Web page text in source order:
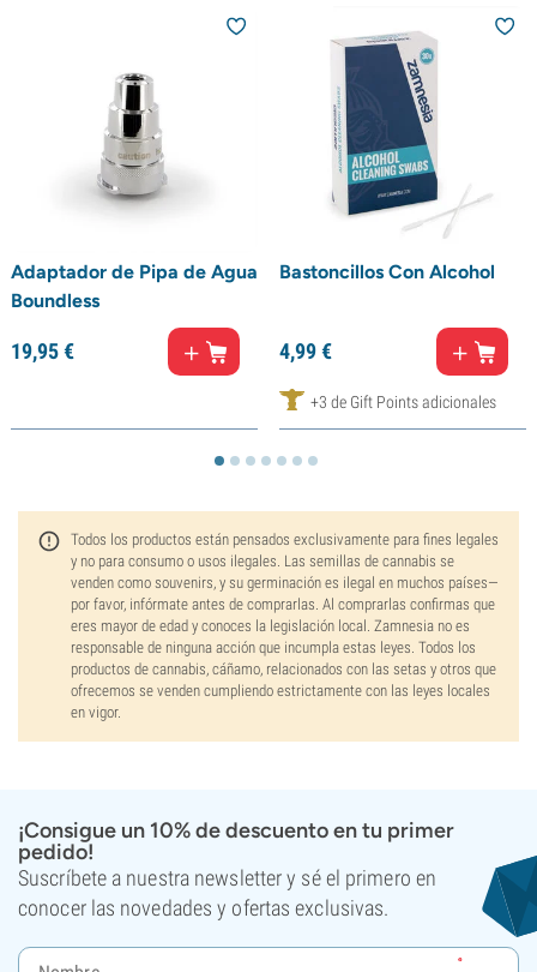
Adaptador de Pipa de Agua
Boundless
19,95€
Bastoncillos Con Alcohol
4,99€
+3 de Gift Points adicionales
Todos los productos están pensados exclusivamente para fines legales
y no para consumo o usos ilegales. Las semillas de cannabis se
venden como souvenirs, y su germinación es ilegal en muchos países—
por favor, infórmate antes de comprarlas. Al comprarlas confirmas que
eres mayor de edad y conoces la legislación local. Zamnesia no es
responsable de ninguna acción que incumpla estas leyes. Todos los
productos de cannabis, cáñamo, relacionados con las setas y otros que
ofrecemos se venden cumpliendo estrictamente con las leyes locales
en vigor.
¡Consigue un 10% de descuento en tu primer
pedido!
Suscríbete a nuestra newsletter y sé el primero en
conocer las novedades y ofertas exclusivas.